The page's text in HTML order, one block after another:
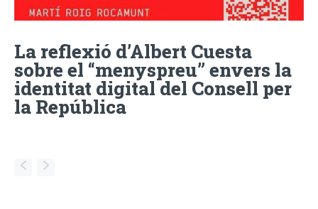
La reflexió d’Albert Cuesta
sobre el “menyspreu” envers la
identitat digital del Consell per
la República